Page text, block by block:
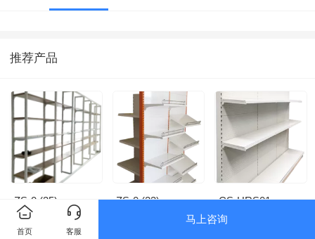
推荐产品
ZS-0 (35) ZS-0 (23) CS-HRS01
首页 客服
马上咨询